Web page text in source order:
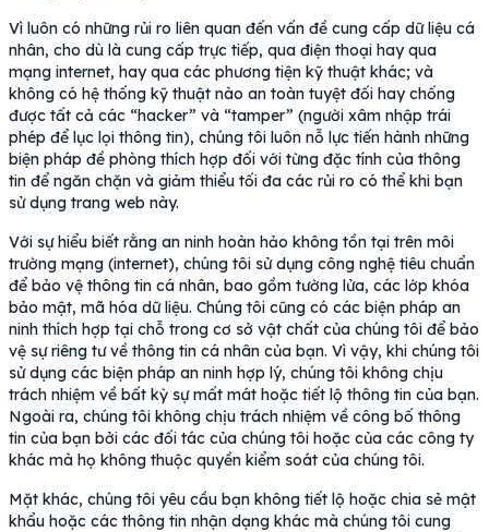
Vì luôn có những rủi ro liên quan đến vấn đề cung cấp dữ liệu cá
nhân, cho dù là cung cấp trực tiếp, qua điện thoại hay qua
mạng internet, hay qua các phương tiện kỹ thuật khác; và
không có hệ thống kỹ thuật nào an toàn tuyệt đối hay chống
được tất cả các “hacker” và “tamper” (người xâm nhập trái
phép để lục lọi thông tin), chúng tôi luôn nỗ lực tiến hành những
biện pháp đề phòng thích hợp đối với từng đặc tính của thông
tin để ngăn chặn và giảm thiểu tối đa các rủi ro có thể khi bạn
sử dụng trang web này.
Với sự hiểu biết rằng an ninh hoàn hảo không tồn tại trên môi
trường mạng (internet), chúng tôi sử dụng công nghệ tiêu chuẩn
để bảo vệ thông tin cá nhân, bao gồm tường lửa, các lớp khóa
bảo mật, mã hóa dữ liệu. Chúng tôi cũng có các biện pháp an
ninh thích hợp tại chỗ trong cơ sở vật chất của chúng tôi để bảo
vệ sự riêng tư về thông tin cá nhân của bạn. Vì vậy, khi chúng tôi
sử dụng các biện pháp an ninh hợp lý, chúng tôi không chịu
trách nhiệm về bất kỳ sự mất mát hoặc tiết lộ thông tin của bạn.
Ngoài ra, chúng tôi không chịu trách nhiệm về công bố thông
tin của bạn bởi các đối tác của chúng tôi hoặc của các công ty
khác mà họ không thuộc quyền kiểm soát của chúng tôi.
Mặt khác, chúng tôi yêu cầu bạn không tiết lộ hoặc chia sẻ mật
khẩu hoặc các thông tin nhận dạng khác mà chúng tôi cung